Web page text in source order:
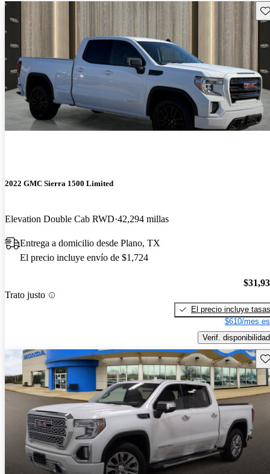
2022 GMC Sierra 1500 Limited
Elevation Double Cab RWD 42,294 millas
Entrega a domicilio desde Plano, TX
El precio incluye envío de $1,724
Trato justo
El precio incluye tasas
$610/mes
Verif. disponibilidad